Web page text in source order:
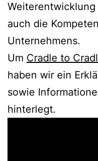
auch die
Unternehmens.
Um Cradle to
haben wir ein
sowie
hinterlegt.